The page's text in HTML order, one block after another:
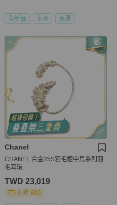
全新品 本地 免運
Chanel
CHANEL 合金25S羽毛籠中鳥系列羽
毛耳環
TWD 23,019
現折 800